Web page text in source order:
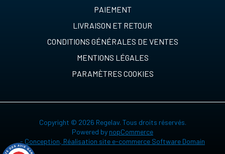
PAIEMENT
LIVRAISON ET RETOUR
CONDITIONS GÉNÉRALES DE VENTES
MENTIONS LÉGALES
PARAMÈTRES COOKIES
Copyright © 2026 Regelav. Tous droits réservés.
Powered by nopCommerce
- Conception, Réalisation site e-commerce Software Domain